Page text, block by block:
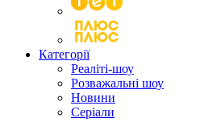
Категорії
Реаліті-шоу
Розважальні шоу
Новини
Серіали